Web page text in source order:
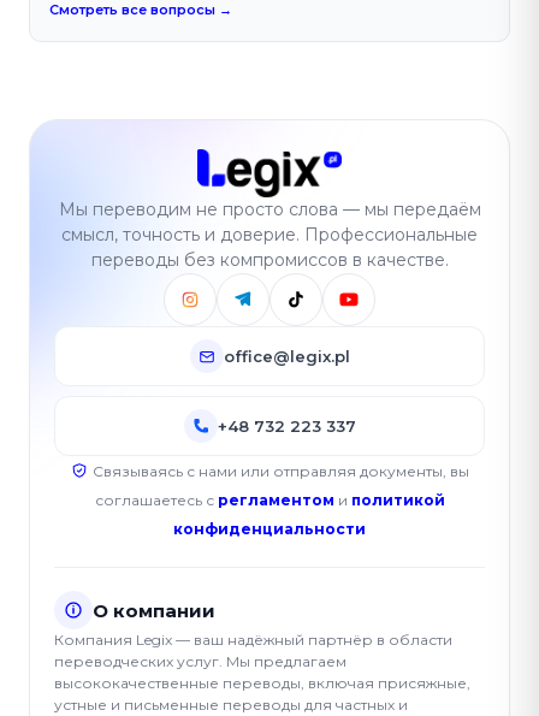
Смотреть все вопросы →
Мы переводим не просто слова — мы передаём
смысл, точность и доверие. Профессиональные
переводы без компромиссов в качестве.
office@legix.pl
+48 732 223 337
Связываясь с нами или отправляя документы, вы
соглашаетесь с регламентом и политикой
конфиденциальности
О компании
Компания Legix — ваш надёжный партнёр в области
переводческих услуг. Мы предлагаем
высококачественные переводы, включая присяжные,
устные и письменные переводы для частных и